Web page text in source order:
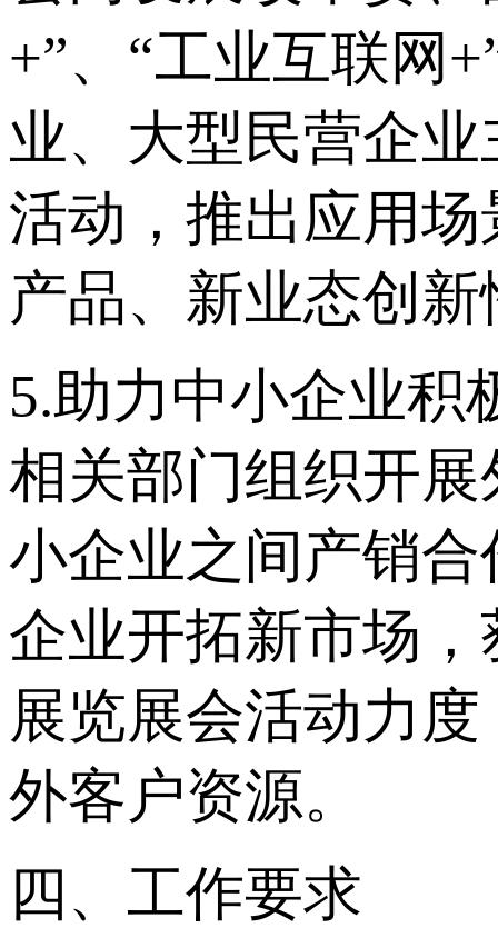
+”、“工业互联网
业、大型民营企
活动，推出应用
产品、新业态创
5.助力中小企业积
相关部门组织开
小企业之间产销
企业开拓新市场
展览展会活动力
外客户资源。
四、工作要求